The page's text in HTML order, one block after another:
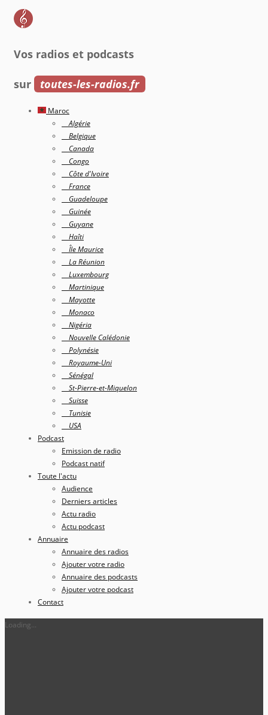
Vos radios et podcasts
sur toutes-les-radios.fr
Maroc
Algérie
Belgique
Canada
Congo
Côte d'Ivoire
France
Guadeloupe
Guinée
Guyane
Haîti
Île Maurice
La Réunion
Luxembourg
Martinique
Mayotte
Monaco
Nigéria
Nouvelle Calédonie
Polynésie
Royaume-Uni
Sénégal
St-Pierre-et-Miquelon
Suisse
Tunisie
USA
Podcast
Emission de radio
Podcast natif
Toute l'actu
Audience
Derniers articles
Actu radio
Actu podcast
Annuaire
Annuaire des radios
Ajouter votre radio
Annuaire des podcasts
Ajouter votre podcast
Contact
Loading...